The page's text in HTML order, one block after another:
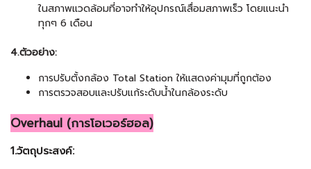
ในสภาพแวดล้อมที่อาจทำให้อุปกรณ์เสื่อมสภาพเร็ว โดยแนะนำ
ทุกๆ 6 เดือน
4.ตัวอย่าง:
การปรับตั้งกล้อง Total Station ให้แสดงค่ามุมที่ถูกต้อง
การตรวจสอบและปรับแก้ระดับน้ำในกล้องระดับ
Overhaul (การโอเวอร์ฮอล)
1.วัตถุประสงค์: